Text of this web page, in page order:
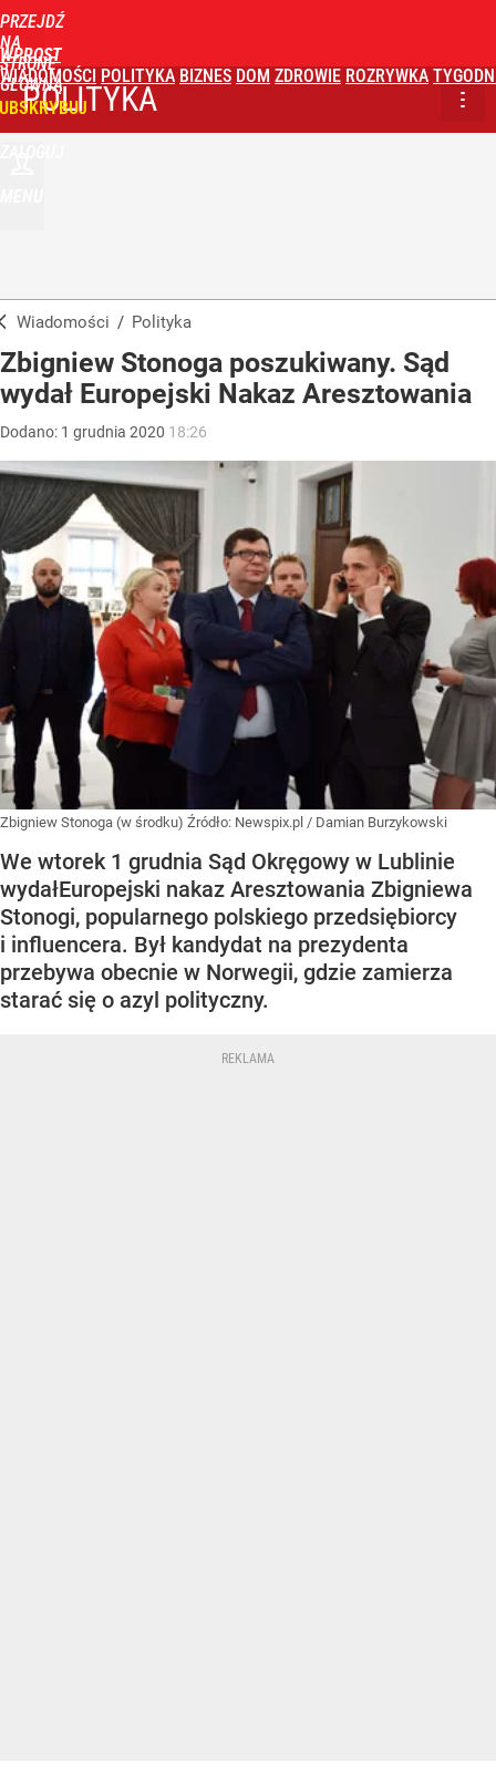
PRZEJDŹ
NA
STRONĘ
GŁÓWNĄ
WPROST
WIADOMOŚCI POLITYKA BIZNES DOM ZDROWIE ROZRYWKA
POLITYKA
Wiadomości / Polityka
Zbigniew Stonoga poszukiwany. Sąd
wydał Europejski Nakaz Aresztowania
Dodano: 1 grudnia 2020 18:26
Zbigniew Stonoga (w środku) Źródło: Newspix.pl / Damian Burzykowski
We wtorek 1 grudnia Sąd Okręgowy w Lublinie
wydałEuropejski nakaz Aresztowania Zbigniewa
Stonogi, popularnego polskiego przedsiębiorcy
i influencera. Był kandydat na prezydenta
przebywa obecnie w Norwegii, gdzie zamierza
starać się o azyl polityczny.